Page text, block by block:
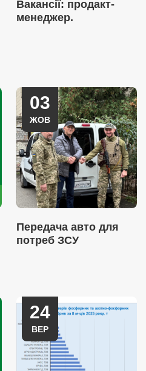
Вакансії: продакт-
менеджер.
03
ЖОВ
Передача авто для
потреб ЗСУ
24
ВЕР